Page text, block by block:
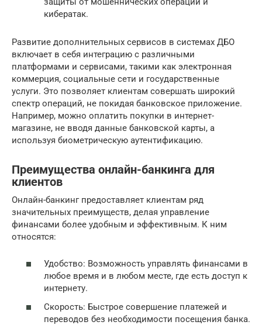
кибератак.
Развитие дополнительных сервисов в системах ДБО
включает в себя интеграцию с различными
платформами и сервисами, такими как электронная
коммерция, социальные сети и государственные
услуги. Это позволяет клиентам совершать широкий
спектр операций, не покидая банковское приложение.
Например, можно оплатить покупки в интернет-
магазине, не вводя данные банковской карты, а
используя биометрическую аутентификацию.
Преимущества онлайн-банкинга для
клиентов
Онлайн-банкинг предоставляет клиентам ряд
значительных преимуществ, делая управление
финансами более удобным и эффективным. К ним
относятся:
Удобство: Возможность управлять финансами в
любое время и в любом месте, где есть доступ к
интернету.
Скорость: Быстрое совершение платежей и
переводов без необходимости посещения банка.